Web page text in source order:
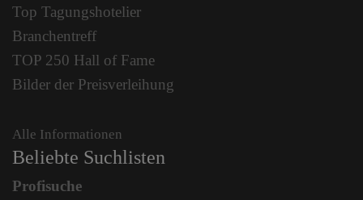
Top Tagungshotelier
Branchentreff
TOP 250 Hall of Fame
Bilder der Preisverleihung
Alle Informationen
Beliebte Suchlisten
Profisuche